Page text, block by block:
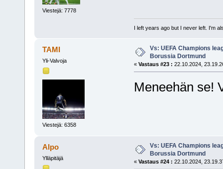
Viestejä: 7778
I left years ago but I never left. I'm
TAMI
Yli-Valvoja
Viestejä: 6358
Vs: UEFA Champions
Borussia Dortmund
« Vastaus #23 : 22.10.2024,
Meneehän se!
Alpo
Ylläpitäjä
Vs: UEFA Champions
Borussia Dortmund
« Vastaus #24 : 22.10.2024,